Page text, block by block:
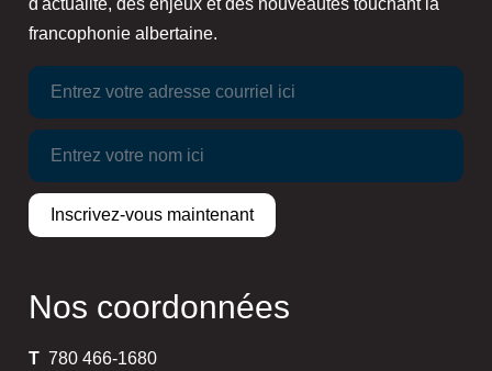
francophonie albertaine.
Nos coordonnées
T 780 466-1680